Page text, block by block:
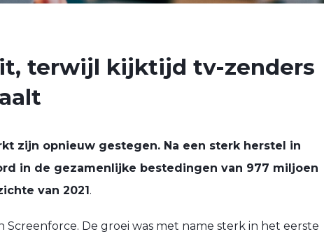
terwijl kijktijd tv-zenders
zijn opnieuw gestegen. Na een sterk herstel in
in de gezamenlijke bestedingen van 977 miljoen
van 2021.
De groei was met name sterk in het eerste